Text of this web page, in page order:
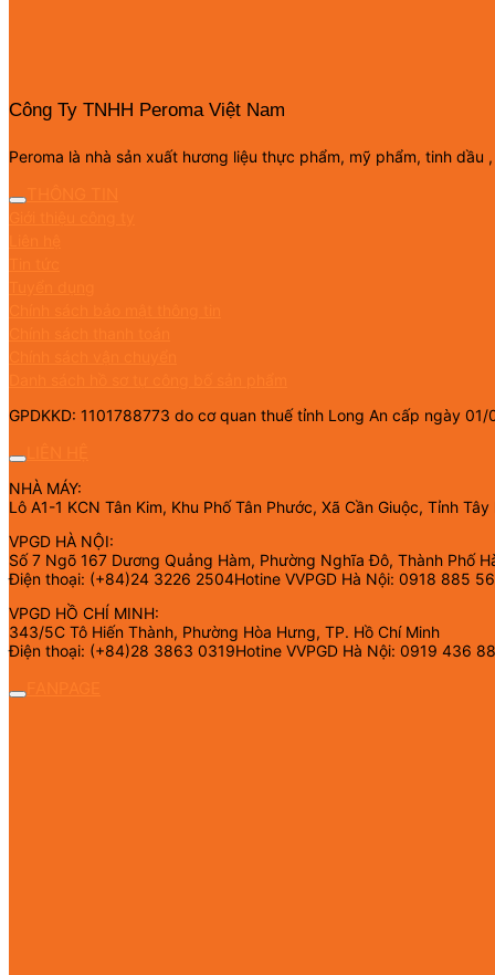
Công Ty TNHH Peroma Việt Nam
Peroma là nhà sản xuất hương liệu thực phẩm, mỹ phẩm, tinh dầu
GPDKKD: 1101788773 do cơ quan thuế tỉnh Long An cấp ngày 01/
NHÀ MÁY:
Lô A1-1 KCN Tân Kim, Khu Phố Tân Phước, Xã Cần Giuộc, Tỉnh Tây
VPGD HÀ NỘI:
Số 7 Ngõ 167 Dương Quảng Hàm, Phường Nghĩa Đô, Thành Phố
Điện thoại: (+84)24 3226 2504Hotine VVPGD Hà Nội: 0918 885
VPGD HỒ CHÍ MINH:
343/5C Tô Hiến Thành, Phường Hòa Hưng, TP. Hồ Chí Minh
Điện thoại: (+84)28 3863 0319Hotine VVPGD Hà Nội: 0919 436